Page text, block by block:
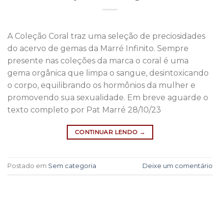
A Coleção Coral traz uma seleção de preciosidades
do acervo de gemas da Marré Infinito. Sempre
presente nas coleções da marca o coral é uma
gema orgânica que limpa o sangue, desintoxicando
o corpo, equilibrando os hormônios da mulher e
promovendo sua sexualidade. Em breve aguarde o
texto completo por Pat Marré 28/10/23
CONTINUAR LENDO →
Postado em Sem categoria Deixe um comentário